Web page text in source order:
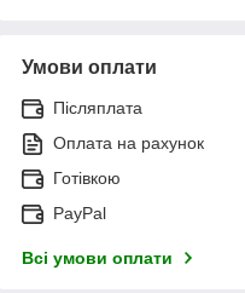
Умови оплати
Післяплата
Оплата на рахунок
Готівкою
PayPal
Всі умови оплати